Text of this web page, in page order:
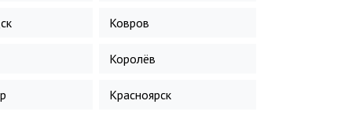
Ковров
Королёв
Красноярск